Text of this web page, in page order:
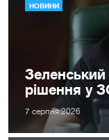
НОВИНИ
Зеленський
рішення у
7 серпня 2026